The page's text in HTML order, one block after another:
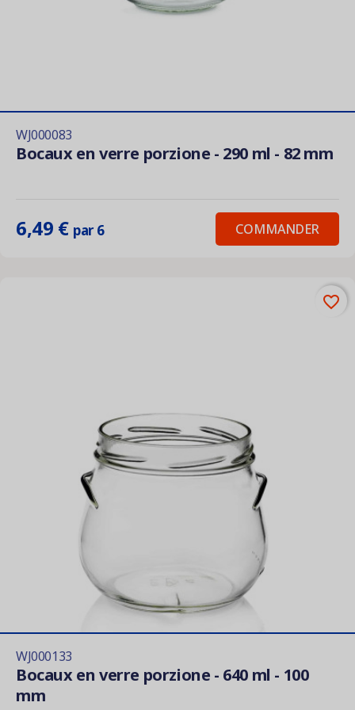
WJ000083
Bocaux en verre porzione - 290 ml - 82 mm
6,49 € par 6 COMMANDER
WJ000133
Bocaux en verre porzione - 640 ml - 100
mm
favorite_border